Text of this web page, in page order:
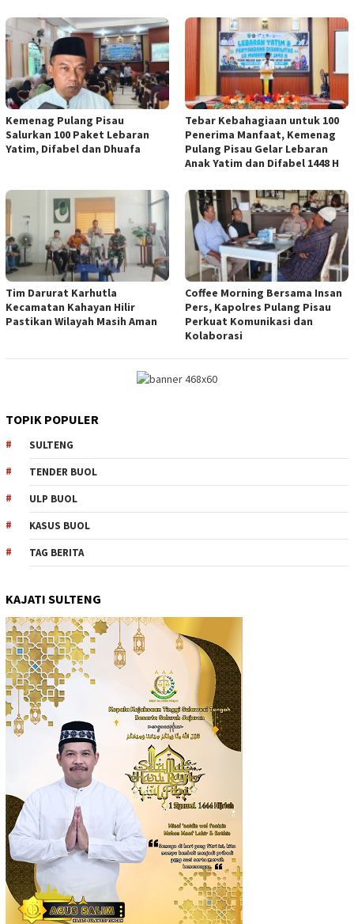
Kemenag Pulang Pisau
Salurkan 100 Paket Lebaran
Yatim, Difabel dan Dhuafa
Tebar Kebahagiaan untuk 100
Penerima Manfaat, Kemenag
Pulang Pisau Gelar Lebaran
Anak Yatim dan Difabel 1448 H
Tim Darurat Karhutla
Kecamatan Kahayan Hilir
Pastikan Wilayah Masih Aman
Coffee Morning Bersama Insan
Pers, Kapolres Pulang Pisau
Perkuat Komunikasi dan
Kolaborasi
TOPIK POPULER
SULTENG
TENDER BUOL
ULP BUOL
KASUS BUOL
TAG BERITA
KAJATI SULTENG